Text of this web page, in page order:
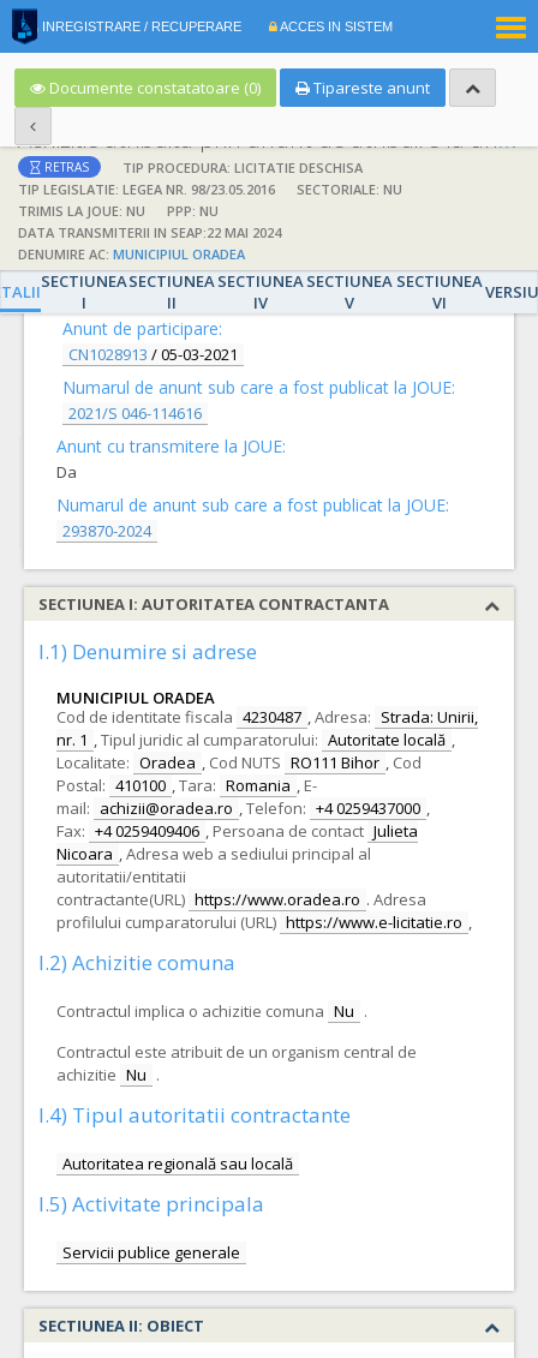
INREGISTRARE / RECUPERARE ACCES IN SISTEM
Documente constatatoare (0) Tipareste anunt
Achizitie atribuita prin anunt de atribuire la anunt de participare
RETRAS
TIP PROCEDURA: LICITATIE DESCHISA
TIP LEGISLATIE: LEGEA NR. 98/23.05.2016
SECTORIALE: NU
TRIMIS LA JOUE: NU
PPP: NU
DATA TRANSMITERII IN SEAP:22 MAI 2024
DENUMIRE AC: MUNICIPIUL ORADEA
SECTIUNEA
I
SECTIUNEA
II
SECTIUNEA
IV
SECTIUNEA
V
SECTIUNEA
VI
DETALII
Anunt de participare:
CN1028913 /05-03-2021
Numarul de anunt sub care a fost publicat la JOUE:
2021/S 046-114616
Anunt cu transmitere la JOUE:
Da
Numarul de anunt sub care a fost publicat la JOUE:
293870-2024
SECTIUNEA I: AUTORITATEA CONTRACTANTA
I.1) Denumire si adrese
MUNICIPIUL ORADEA
Cod de identitate fiscala 4230487 ,Adresa: Strada: Unirii,
nr. 1 ,Tipul juridic al cumparatorului: Autoritate locală ,
Localitate: Oradea , Cod NUTS RO111 Bihor , Cod
Postal: 410100 ,Tara: Romania , E-
mail: achizii@oradea.ro ,Telefon: +4 0259437000 ,
Fax: +4 0259409406 , Persoana de contact Julieta
Nicoara ,Adresa web a sediului principal al
autoritatii/entitatii
contractante(URL) https://www.oradea.ro . Adresa
profilului cumparatorului (URL) https://www.e-licitatie.ro ,
I.2) Achizitie comuna
Contractul implica o achizitie comuna Nu .
Contractul este atribuit de un organism central de
achizitie Nu .
I.4) Tipul autoritatii contractante
Autoritatea regională sau locală
I.5) Activitate principala
Servicii publice generale
SECTIUNEA II: OBIECT